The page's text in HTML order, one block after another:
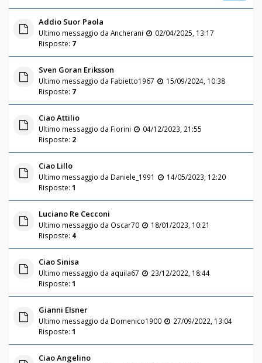
Addio Suor Paola
Ultimo messaggio da Ancherani
02/04/2025, 13:17
Risposte: 7
Sven Goran Eriksson
Ultimo messaggio da Fabietto1967
15/09/2024, 10:38
Risposte: 7
Ciao Attilio
Ultimo messaggio da Fiorini
04/12/2023, 21:55
Risposte: 2
Ciao Lillo
Ultimo messaggio da Daniele_1991
14/05/2023, 12:20
Risposte: 1
Luciano Re Cecconi
Ultimo messaggio da Oscar70
18/01/2023, 10:21
Risposte: 4
Ciao Sinisa
Ultimo messaggio da aquila67
23/12/2022, 18:44
Risposte: 1
Gianni Elsner
Ultimo messaggio da Domenico1900
27/09/2022, 13:04
Risposte: 1
Ciao Angelino